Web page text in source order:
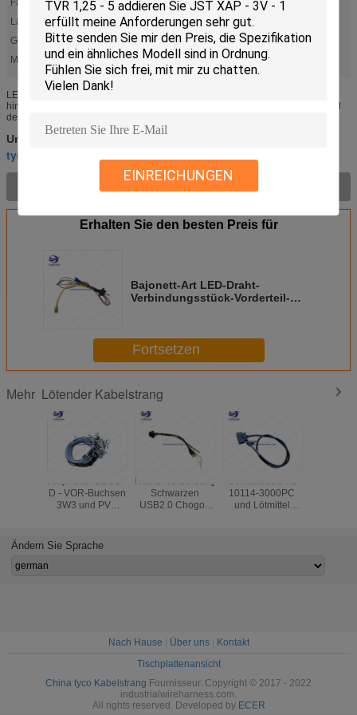
EINREICHUNGEN
Farbe:
bk
Länge:
Kundenspezifische
Gehäuse:
JST - XH-10
Markieren:
,
LED-Steckverbinder Bajonettverschluss für Frontplattenmontage, Löten
hinzufügen JST VHR-8N Löten Kabelbaum / PVC / BK Spezifikationen Anzahl
der Kontakte 2 3 3 9 18 24 3 + 9 3 + 11 Drahtstärke 4,0 mm 2 (12AWG) ...
Umbauten: 9 Stiftkabelstrang
tyco Kabelstrang
Erhalten Sie den besten Preis für
Bajonett-Art LED-Draht-
Verbindungsstück-Vorderteil-
Fortsetzen
Mehr Lötender Kabelstrang
Amphenol LCC17
D - VOR-Buchsen
3W3 und PVC
lötenden
Kabelstrang
Reihenverbindungsstücke
Schwarzen
USB2.0 Chogori
Schwarzes 3Ms
10114-3000PC
und Lötmittel
Ändern Sie Sprache
Nach Hause Über uns|
Kontakt
Tischplattenansicht
China tyco Kabelstrang Fournisseur. Copyright © 2017 - 2022
industrialwireharness.com.
All rights reserved. Developed by ECER